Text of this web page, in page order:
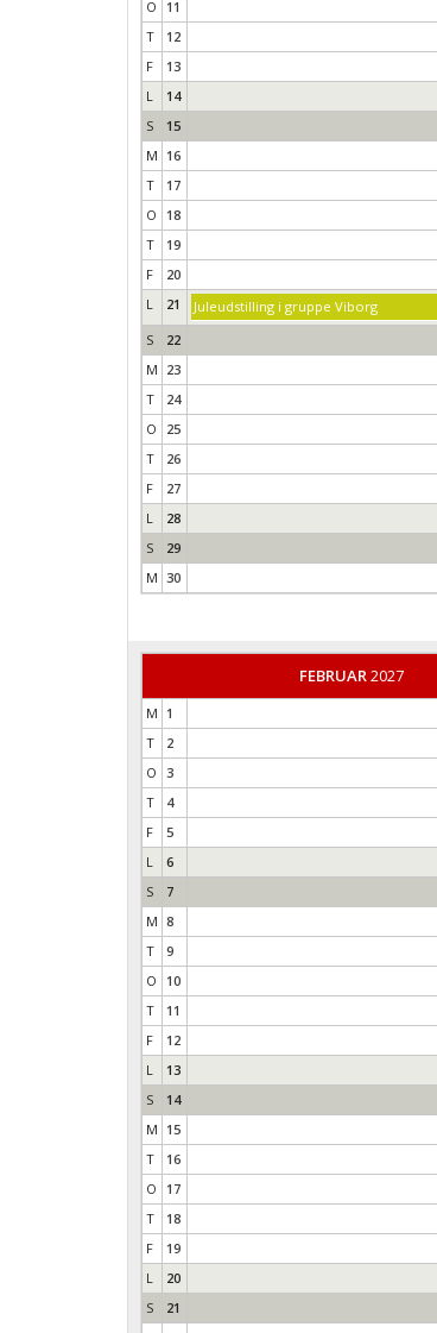
O
11
T
12
F
13
L
14
S
15
M 16
T
17
O
18
T
19
F
20
L
21
Juleudstilling i gruppe Viborg
S
22
M 23
T
24
O
25
T
26
F
27
L
28
S
29
M 30
FEBRUAR2027
M 1
T
2
O 3
T
4
F
5
L
6
S
7
M 8
T
9
O
10
T
11
F
12
L
13
S
14
M 15
T
16
O
17
T
18
F
19
L
20
S
21